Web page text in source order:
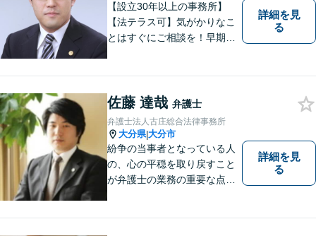
【設立30年以上の事務所】
【法テラス可】気がかりなこ
とはすぐにご相談を！早期対
など幅広い問題に柔軟に対応
いたします。【駐車場あり】
詳細を見
る
佐藤 達哉 弁護士
弁護士法人古庄総合法律事務所
大分県|大分市
紛争の当事者となっている人
の、心の平穏を取り戻すこと
が弁護士の業務の重要な点と
詳細を見
る